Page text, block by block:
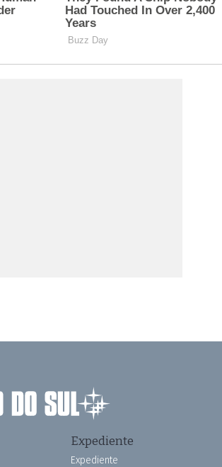
Expediente
Expediente